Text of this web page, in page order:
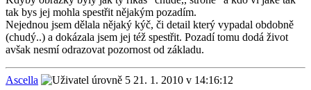
tak bys jej mohla spestřit nějakým pozadím.
Nejednou jsem dělala nějaký kýč, či detail který vypadal obdobně
(chudý..) a dokázala jsem jej též spestřit. Pozadí tomu dodá život
avšak nesmí odrazovat pozornost od základu.
Ascella
21. 1. 2010 v 14:16:12